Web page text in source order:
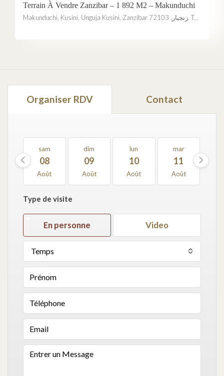
Terrain À Vendre Zanzibar – 1 892 M2 – Makunduchi
Makunduchi, Kusini, Unguja Kusini, Zanzibar زنجبار, 72103, Tanzania
Organiser RDV Contact
sam
08
Août
dim
09
Août
lun
10
Août
mar
11
Août
Type de visite
En personne Video
Temps